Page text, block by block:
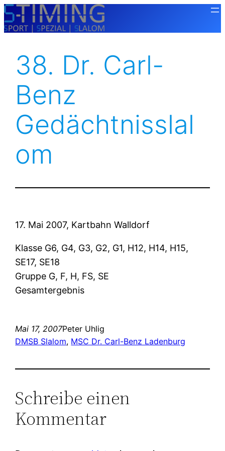
Zum
Inhalt
38. Dr. Carl-
Benz
Gedächtnisslal
Om
17. Mai 2007, Kartbahn Walldorf
Klasse G6, G4, G3, G2, G1, H12, H14, H15,
SE17, SE18
Gruppe G, F, H, FS, SE
Gesamtergebnis
Mai 17, 2007Peter Uhlig
DMSB Slalom, MSC Dr. Carl-Benz Ladenburg
Schreibe einen
Kommentar